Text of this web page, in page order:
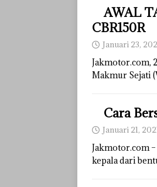
AWAL
CBR150R
Januari 23,
Jakmotor.com,
Makmur Sejati
Cara
Januari 21,
Jakmotor.com
kepala dari